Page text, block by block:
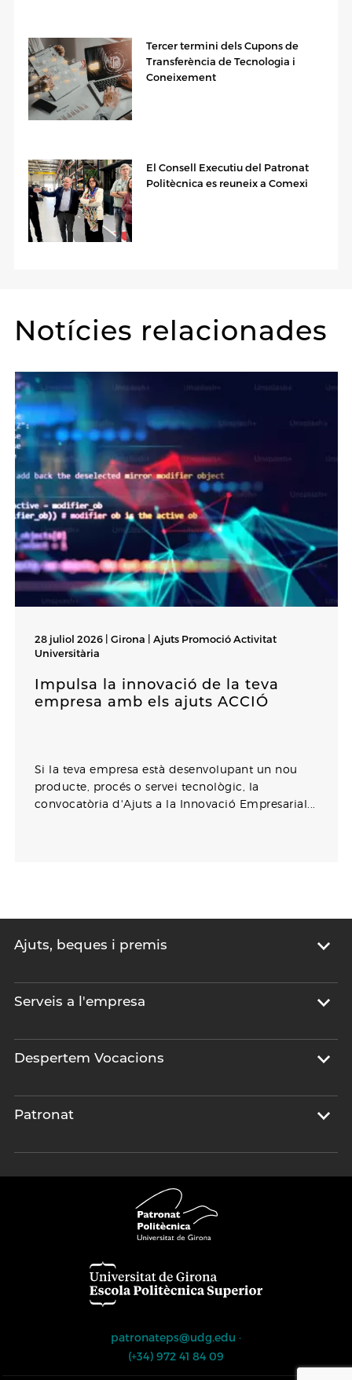
Tercer termini dels Cupons de
Transferència de Tecnologia i
Coneixement
El Consell Executiu del Patronat
Politècnica es reuneix a Comexi
Notícies relacionades
28 juliol 2026 | Girona | Ajuts Promoció Activitat
Universitària
Impulsa la innovació de la teva
empresa amb els ajuts ACCIÓ
Si la teva empresa està desenvolupant un nou
producte, procés o servei tecnològic, la
convocatòria d'Ajuts a la Innovació Empresarial...
Ajuts, beques i premis
Serveis a l'empresa
Despertem Vocacions
Patronat
patronateps@udg.edu ·
(+34) 972 41 84 09